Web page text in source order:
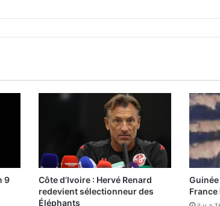
9
Côte d’Ivoire : Hervé Renard
redevient sélectionneur des
Éléphants
France